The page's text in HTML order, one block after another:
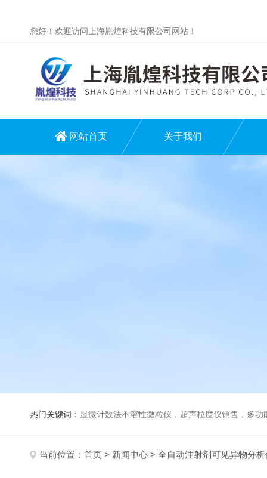
您好！欢迎访问上海胤煌科技有限公司网站！
网站首页 关于我们
热门关键词： 显微计数法不溶性微粒仪，超声粒度仪销售，多功能超声粒度分析仪，粒度及
当前位置： 首页 > 新闻中心 > 全自动注射剂可见异物分